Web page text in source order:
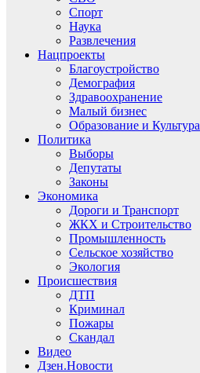
Спорт
Наука
Развлечения
Нацпроекты
Благоустройство
Демография
Здравоохранение
Малый бизнес
Образование и Культура
Политика
Выборы
Депутаты
Законы
Экономика
Дороги и Транспорт
ЖКХ и Строительство
Промышленность
Сельское хозяйство
Экология
Происшествия
ДТП
Криминал
Пожары
Скандал
Видео
Дзен.Новости